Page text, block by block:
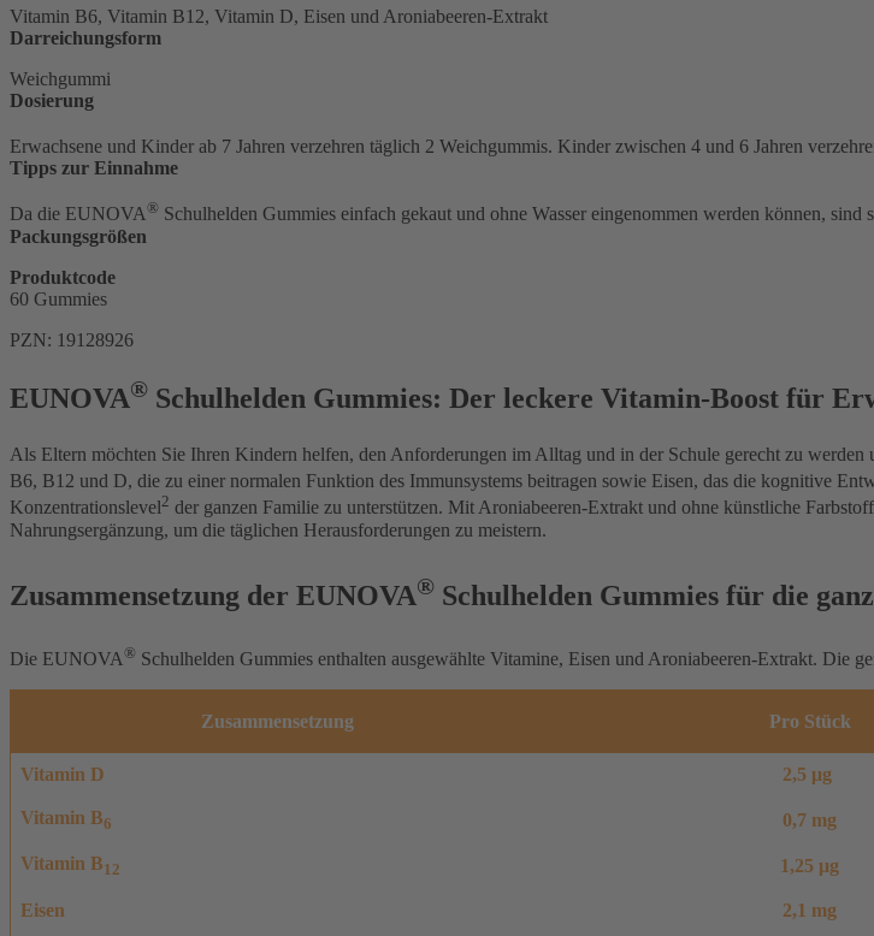
Vitamin B6, Vitamin B12, Vitamin D, Eisen und Aroniabeeren-Extrakt
Darreichungsform
Weichgummi
Dosierung
Erwachsene und Kinder ab 7 Jahren verzehren täglich 2 Weichgummis. Kinder zwischen 4 und 6 Jahren
Tipps zur Einnahme
Da die EUNOVA® Schulhelden Gummies einfach gekaut und ohne Wasser eingenommen werden können, sind
Packungsgrößen
Produktcode
60 Gummies
PZN: 19128926
EUNOVA® Schulhelden Gummies: Der leckere Vitamin-Boost für
Als Eltern möchten Sie Ihren Kindern helfen, den Anforderungen im Alltag und in der Schule gerecht zu
B6, B12 und D, die zu einer normalen Funktion des Immunsystems beitragen sowie Eisen, das die kognitive
Konzentrationslevel2 der ganzen Familie zu unterstützen. Mit Aroniabeeren-Extrakt und ohne künstliche
Nahrungsergänzung, um die täglichen Herausforderungen zu meistern.
Zusammensetzung der EUNOVA® Schulhelden Gummies für die
Die EUNOVA® Schulhelden Gummies enthalten ausgewählte Vitamine, Eisen und Aroniabeeren-Extrakt. Die
Zusammensetzung Pro Stück
Vitamin D 2,5 μg
Vitamin B6 0,7 mg
Vitamin B12 1,25 μg
Eisen 2,1 mg